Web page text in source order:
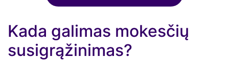
Kada galimas mokesčių
susigrąžinimas?